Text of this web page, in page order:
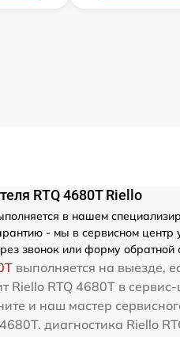
RTQ 4680T Riello
в нашем
- мы в сервисном центр
звонок или форму обратной
выполняется на выезде,
Riello RTQ 4680T в
и наш мастер
диагностика Riello